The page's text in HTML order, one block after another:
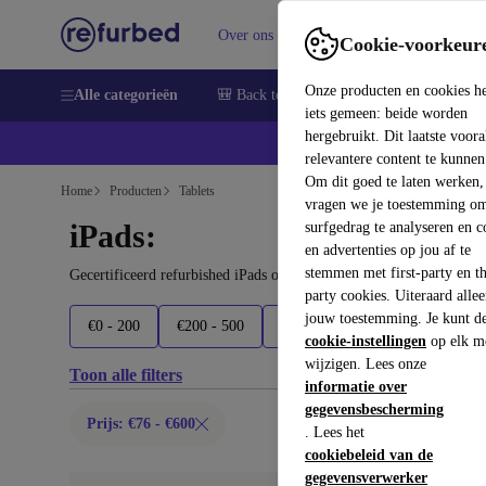
Cookie-
Onze producten en cookies
iets gemeen: beide worden
hergebruikt. Dit laatste
relevantere content te
Om dit goed te laten werken,
vragen we je toestemming
surfgedrag te analyseren en
en advertenties op jou af te
stemmen met first-party en
party cookies. Uiteraard
jouw toestemming. Je kunt
cookie-instellingen op elk
wijzigen. Lees onze
informatie over
gegevensbescherming
. Lees het
cookiebeleid van de
gegevensverwerker
Over ons Verkopen Support
Alle categorieën 🎒 Back to school Smartphones
Home Producten Tablets
iPads:
Gecertificeerd refurbished iPads onder 600€ – bespaar tot 40%.
€0 - 200 €200 - 500 €500 - 700 €700 - 900
Toon alle filters
Prijs: €76 - €600